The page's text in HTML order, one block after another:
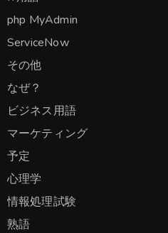
php MyAdmin
ServiceNow
その他
なぜ？
ビジネス用語
マーケティング
予定
心理学
情報処理試験
熟語